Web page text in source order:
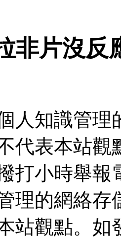
非片沒反
人知識管理
代表本站
打小時舉報
理的網絡存
站觀點。如